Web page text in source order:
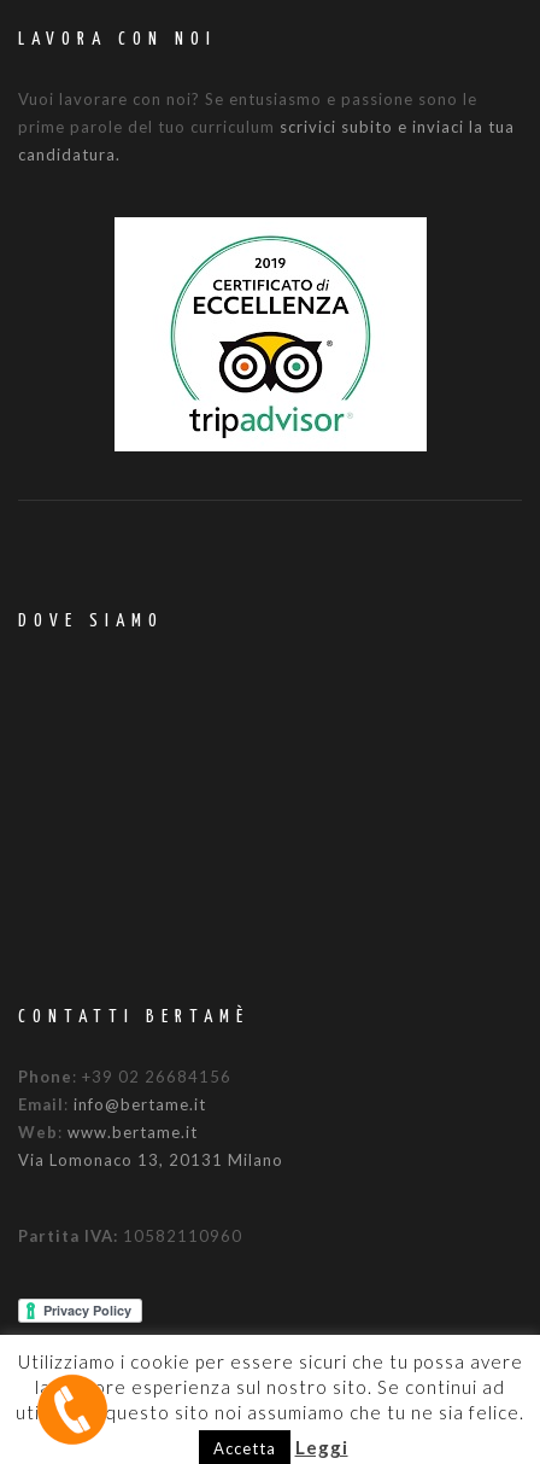
LAVORA CON NOI
Vuoi lavorare con noi? Se entusiasmo e passione sono le
prime parole del tuo curriculum scrivici subito e inviaci la tua
candidatura.
DOVE SIAMO
CONTATTI BERTAMÈ
Phone: +39 02 26684156
Email: info@bertame.it
Web: www.bertame.it
Via Lomonaco 13, 20131 Milano
Partita IVA: 10582110960
Utilizziamo i cookie per essere sicuri che tu possa avere
la migliore esperienza sul nostro sito. Se continui ad
utilizzare questo sito noi assumiamo che tu ne sia felice.
Accetta Leggi